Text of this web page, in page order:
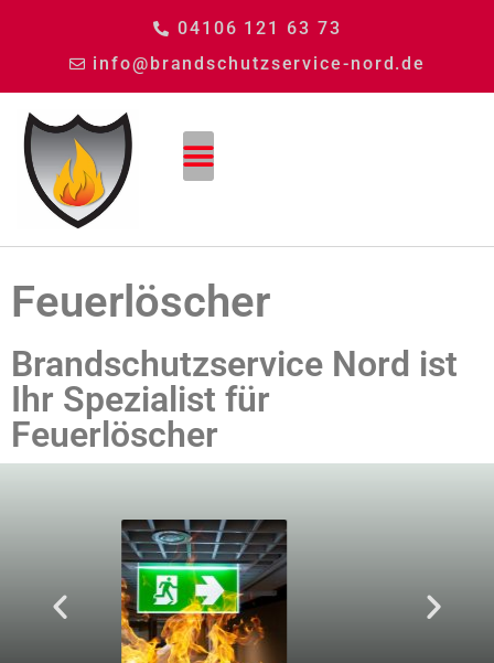
04106 121 63 73
info@brandschutzservice-nord.de
Feuerlöscher
Brandschutzservice Nord ist
Ihr Spezialist für
Feuerlöscher